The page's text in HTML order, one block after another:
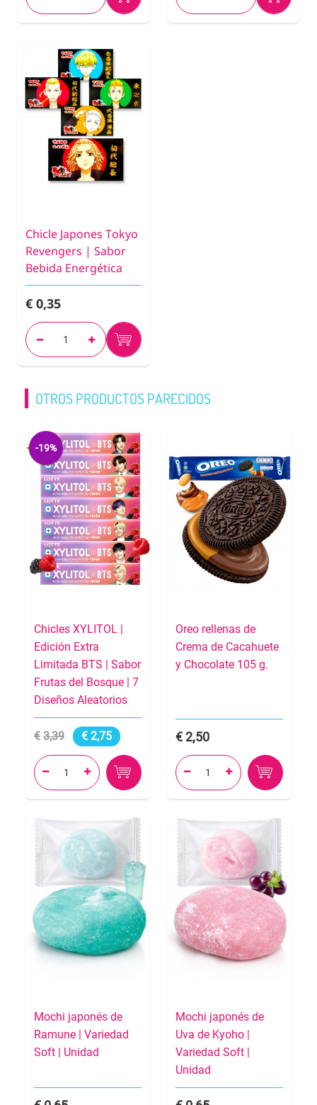
Chicle Japones Tokyo
Revengers | Sabor
Bebida Energética
€ 0,35
OTROS PRODUCTOS PARECIDOS
-19%
Chicles XYLITOL |
Edición Extra
Limitada BTS | Sabor
Frutas del Bosque | 7
Diseños Aleatorios
3,39 2,75
 
Oreo rellenas de
Crema de Cacahuete
y Chocolate 105 g.
2,50
 
Mochi japonés de
Ramune | Variedad
Soft | Unidad
Mochi japonés de
Uva de Kyoho |
Variedad Soft |
Unidad